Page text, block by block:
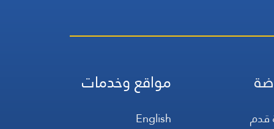
قدم
مواقع وخدمات
English